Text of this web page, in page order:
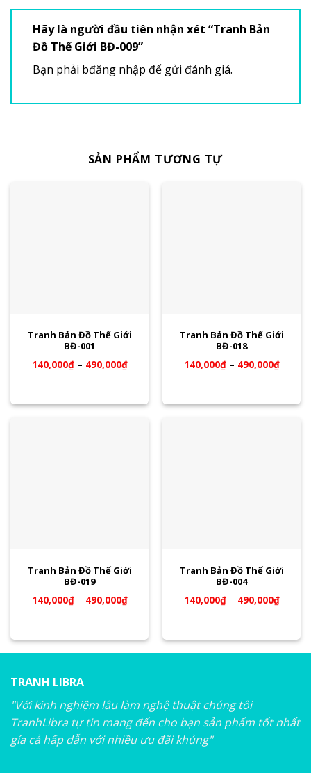
Hãy là người đầu tiên nhận xét “Tranh Bản
Đồ Thế Giới BĐ-009”
Bạn phải bđăng nhập để gửi đánh giá.
SẢN PHẨM TƯƠNG TỰ
Tranh Bản Đồ Thế Giới
BĐ-001
140,000₫– 490,000₫
Tranh Bản Đồ Thế Giới
BĐ-018
140,000₫– 490,000₫
Tranh Bản Đồ Thế Giới
BĐ-019
140,000₫– 490,000₫
Tranh Bản Đồ Thế Giới
BĐ-004
140,000₫– 490,000₫
TRANH LIBRA
"Với kinh nghiệm lâu làm nghệ thuật chúng tôi
TranhLibra tự tin mang đến cho bạn sản phẩm tốt nhất
gía cả hấp dẫn với nhiều ưu đãi khủng"